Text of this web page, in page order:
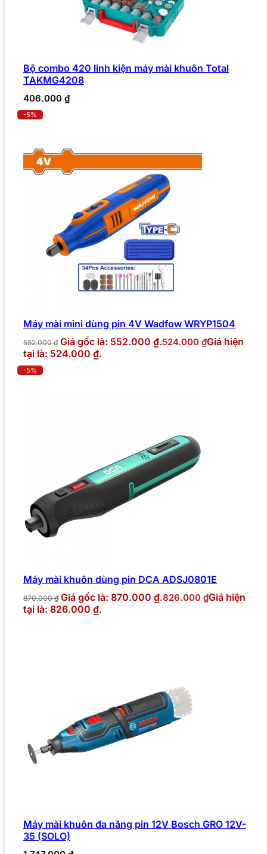
Bộ combo 420 linh kiện máy mài khuôn Total
TAKMG4208
406.000 ₫
-5%
Máy mài mini dùng pin 4V Wadfow WRYP1504
552.000₫ Giá gốc là: 552.000 ₫.524.000 ₫Giá hiện
tại là: 524.000 ₫.
-5%
Máy mài khuôn dùng pin DCA ADSJ0801E
870.000₫ Giá gốc là: 870.000 ₫.826.000 ₫Giá hiện
tại là: 826.000 ₫.
Máy mài khuôn đa năng pin 12V Bosch GRO 12V-
35 (SOLO)